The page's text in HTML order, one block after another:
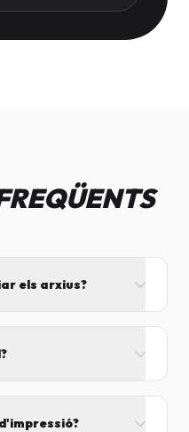
els arxius?